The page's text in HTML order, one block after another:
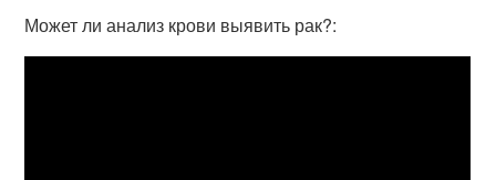
Может ли анализ крови выявить рак?: